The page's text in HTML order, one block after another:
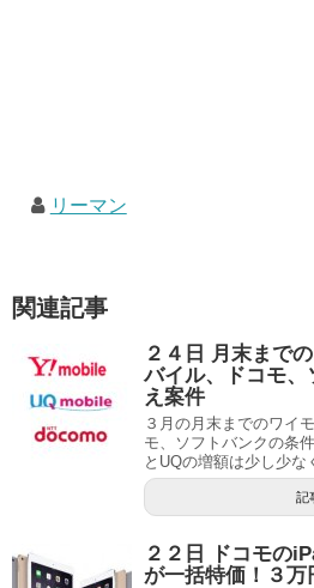
リーマン
関連記事
２４日 月末まで
バイル、ドコモ
え案件
３月の月末までのワイ
モ、ソフトバンクの条
とUQの増額は少し少
記
２２日 ドコモの
が一括特価！３万